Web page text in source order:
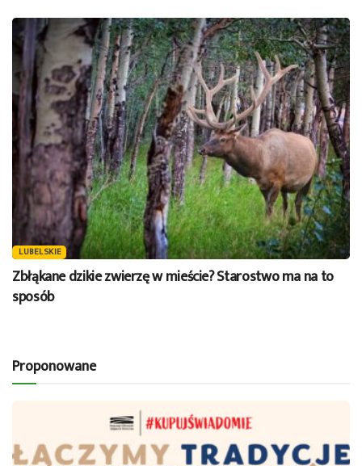
LUBELSKIE
Zbłąkane dzikie zwierzę w mieście? Starostwo ma na to
sposób
Proponowane